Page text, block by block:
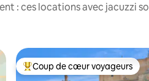
: ces locations avec jacuzzi
Coups de cœur voyageurs les
Coup de cœur voyageurs